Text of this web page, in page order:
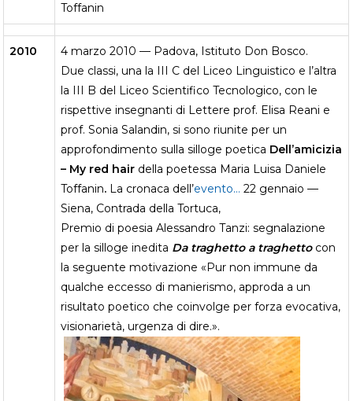
Toffanin
2010
4 marzo 2010 — Padova, Istituto Don Bosco.
Due classi, una la III C del Liceo Linguistico e l’altra
la III B del Liceo Scientifico Tecnologico, con le
rispettive insegnanti di Lettere prof. Elisa Reani e
prof. Sonia Salandin, si sono riunite per un
approfondimento sulla silloge poetica Dell’amicizia
– My red hair della poetessa Maria Luisa Daniele
Toffanin. La cronaca dell’evento… 22 gennaio —
Siena, Contrada della Tortuca,
Premio di poesia Alessandro Tanzi: segnalazione
per la silloge inedita Da traghetto a traghettocon
la seguente motivazione «Pur non immune da
qualche eccesso di manierismo, approda a un
risultato poetico che coinvolge per forza evocativa,
visionarietà, urgenza di dire.».